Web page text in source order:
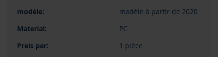
modèle à partir de 2020
PC
1 pièce